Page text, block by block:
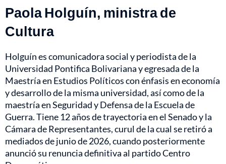
Paola Holguín, ministra de
Cultura
Holguín es comunicadora social y periodista de la
Universidad Pontifica Bolivariana y egresada de la
Maestría en Estudios Políticos con énfasis en economía
y desarrollo de la misma universidad, así como de la
maestría en Seguridad y Defensa de la Escuela de
Guerra. Tiene 12 años de trayectoria en el Senado y la
Cámara de Representantes, curul de la cual se retiró a
mediados de junio de 2026, cuando posteriormente
anunció su renuncia definitiva al partido Centro